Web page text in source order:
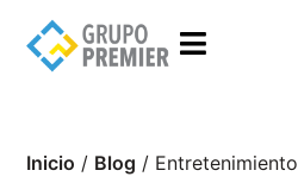
Inicio / Blog / Entretenimiento